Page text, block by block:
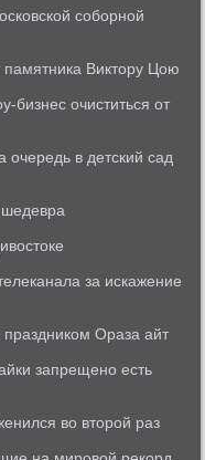
соборной
памятника Виктору Цою
бизнес очиститься от
очередь в детский сад
за искажение
праздником Ораза айт
запрещено есть
во второй раз